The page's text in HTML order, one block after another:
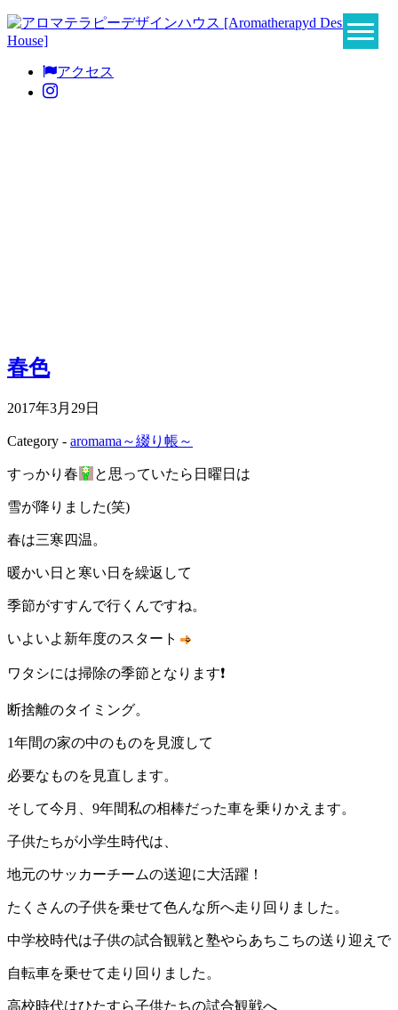
アクセス
春色
2017年3月29日
Category - aromama～綴り帳～
すっかり春 と思っていたら日曜日は
雪が降りました(笑)
春は三寒四温。
暖かい日と寒い日を繰返して
季節がすすんで行くんですね。
いよいよ新年度のスタート
ワタシには掃除の季節となります❗
断捨離のタイミング。
1年間の家の中のものを見渡して
必要なものを見直します。
そして今月、9年間私の相棒だった車を乗りかえます。
子供たちが小学生時代は、
地元のサッカーチームの送迎に大活躍！
たくさんの子供を乗せて色んな所へ走り回りました。
中学校時代は子供の試合観戦と塾やらあちこちの送り迎えで
自転車を乗せて走り回りました。
高校時代はひたすら子供たちの試合観戦へ